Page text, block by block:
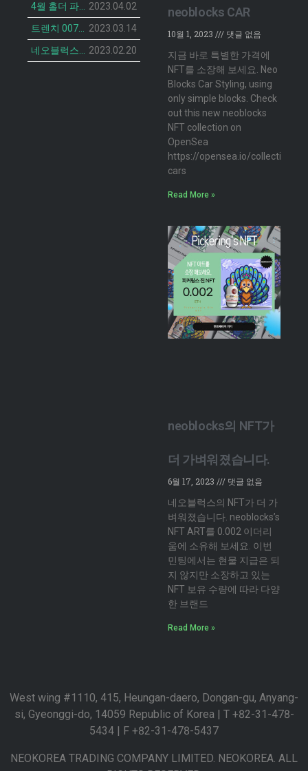
2023.04.02
2023.03.14
2023.02.20
neoblocks CAR
10월 1, 2023
댓글 없음
지금 바로 특별한 가격에
NFT를 소장해 보세요. Neo
Blocks Car Styling, using
only simple blocks. Check
out this new neoblocks
NFT collection on
OpenSea
https://opensea.io/collection/
cars
Read More »
neoblocks의 NFT가
더 가벼워졌습니다.
6월 17, 2023
댓글 없음
네오블럭스의 NFT가 더 가
벼워졌습니다. neoblocks’s
NFT ART를 0.002 이더리
움에 소유해 보세요. 이번
민팅에서는 현물 지급은 되
지 않지만 소장하고 있는
NFT 보유 수량에 따라 다양
한 브랜드
Read More »
West wing #1110, 415, Heungan-daero, Dongan-gu, Anyang-
si, Gyeonggi-do, 14059 Republic of Korea | T +82-31-478-
5434 | F +82-31-478-5437
NEOKOREA TRADING COMPANY LIMITED. NEOKOREA. ALL